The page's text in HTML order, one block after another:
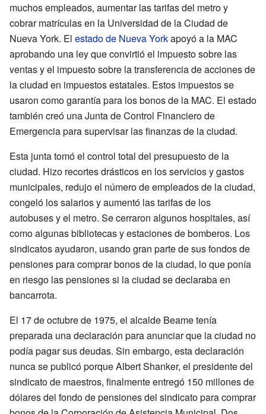
muchos empleados, aumentar las tarifas del metro y
cobrar matrículas en la Universidad de la Ciudad de
Nueva York. El estado de Nueva Yorkapoyó a la MAC
aprobando una ley que convirtió el impuesto sobre las
ventas y el impuesto sobre la transferencia de acciones de
la ciudad en impuestos estatales. Estos impuestos se
usaron como garantía para los bonos de la MAC. El estado
también creó una Junta de Control Financiero de
Emergencia para supervisar las finanzas de la ciudad.
Esta junta tomó el control total del presupuesto de la
ciudad. Hizo recortes drásticos en los servicios y gastos
municipales, redujo el número de empleados de la ciudad,
congeló los salarios y aumentó las tarifas de los
autobuses y el metro. Se cerraron algunos hospitales, así
como algunas bibliotecas y estaciones de bomberos. Los
sindicatos ayudaron, usando gran parte de sus fondos de
pensiones para comprar bonos de la ciudad, lo que ponía
en riesgo las pensiones si la ciudad se declaraba en
bancarrota.
El 17 de octubre de 1975, el alcalde Beame tenía
preparada una declaración para anunciar que la ciudad no
podía pagar sus deudas. Sin embargo, esta declaración
nunca se publicó porque Albert Shanker, el presidente del
sindicato de maestros, finalmente entregó 150 millones de
dólares del fondo de pensiones del sindicato para comprar